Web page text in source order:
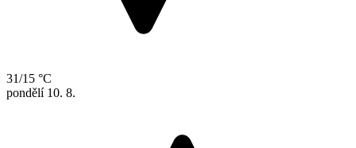
31/15 °C
pondělí 10. 8.